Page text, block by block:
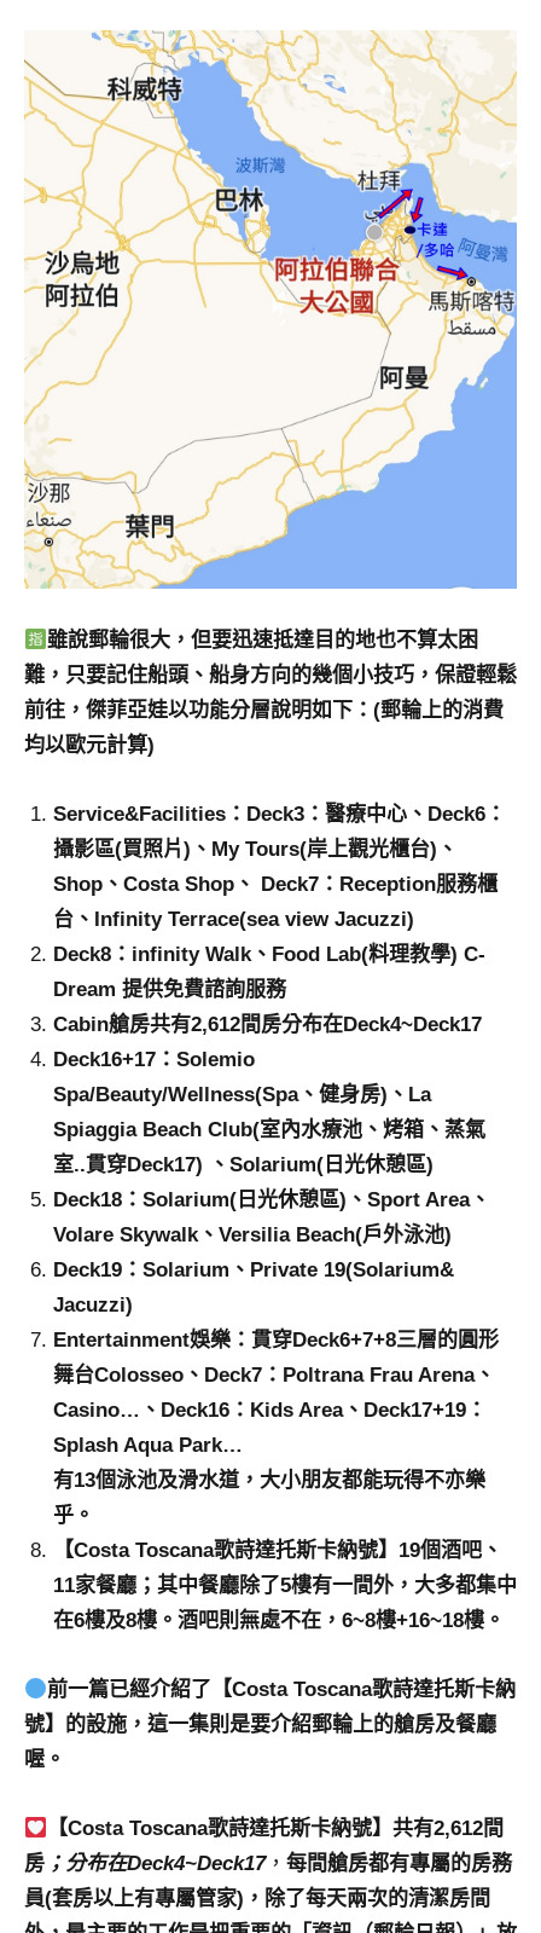
象。
★
雖說郵輪很大，但要迅速抵達目的地也不算太困
難，只要記住船頭、船身方向的幾個小技巧，保證輕鬆
前往，傑菲亞娃以功能分層說明如下：(郵輪上的消費
均以歐元計算)
Service&Facilities：Deck3：醫療中心、Deck6：
攝影區(買照片)、My Tours(岸上觀光櫃台)、
Shop、Costa Shop、 Deck7：Reception服務櫃
台、Infinity Terrace(sea view Jacuzzi)
Deck8：infinity Walk、Food Lab(料理教學) C-
Dream 提供免費諮詢服務
Cabin艙房共有2,612間房分布在Deck4~Deck17
Deck16+17：Solemio
Spa/Beauty/Wellness(Spa、健身房)、La
Spiaggia Beach Club(室內水療池、烤箱、蒸氣
室..貫穿Deck17) 、Solarium(日光休憩區)
Deck18：Solarium(日光休憩區)、Sport Area、
Volare Skywalk、Versilia Beach(戶外泳池)
Deck19：Solarium、Private 19(Solarium&
Jacuzzi)
Entertainment娛樂：貫穿Deck6+7+8三層的圓形
舞台Colosseo、Deck7：Poltrana Frau Arena、
Casino…、Deck16：Kids Area、Deck17+19：
Splash Aqua Park…
有13個泳池及滑水道，大小朋友都能玩得不亦樂
乎。
【Costa Toscana歌詩達托斯卡納號】19個酒吧、
11家餐廳；其中餐廳除了5樓有一間外，大多都集中
在6樓及8樓。酒吧則無處不在，6~8樓+16~18樓。
前一篇已經介紹了【Costa Toscana歌詩達托斯卡納
號】的設施，這一集則是要介紹郵輪上的艙房及餐廳
喔。
【Costa Toscana歌詩達托斯卡納號】共有2,612間
房 ；分布在Deck4~Deck17， 每間艙房都有專屬的房務
員(套房以上有專屬管家)，除了每天兩次的清潔房間